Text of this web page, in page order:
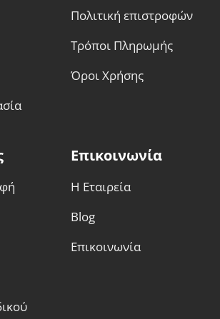
Πολιτική επιστροφών
Τρόποι Πληρωμής
Όροι Χρήσης
Επικοινωνία
Η Εταιρεία
Blog
Επικοινωνία